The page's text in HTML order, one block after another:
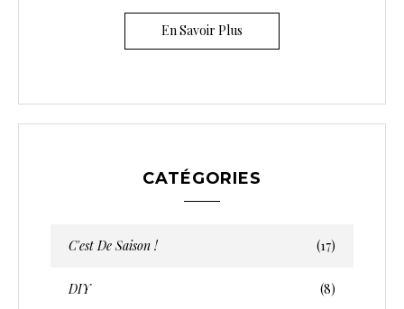
En Savoir Plus
CATÉGORIES
C'est De Saison ! (17)
DIY (8)